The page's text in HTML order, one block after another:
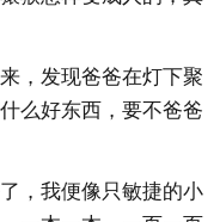
，发现爸爸在灯下聚
么好东西，要不爸爸
，我便像只敏捷的小